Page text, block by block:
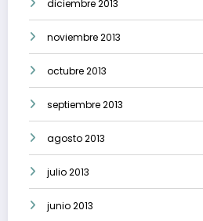
diciembre 2013
noviembre 2013
octubre 2013
septiembre 2013
agosto 2013
julio 2013
junio 2013